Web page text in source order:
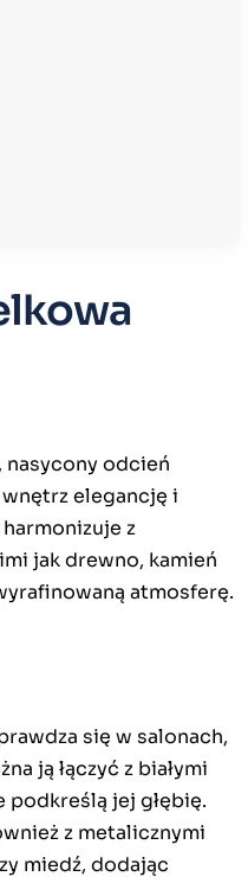
nasycony odcień
elegancję i
z
jak drewno, kamień
atmosferę.
się w salonach,
ją łączyć z białymi
jej głębię.
z metalicznymi
miedź, dodając